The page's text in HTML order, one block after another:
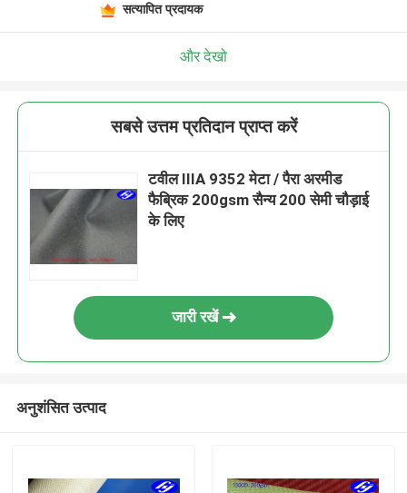
सत्यापित प्रदायक
और देखो
सबसे उत्तम प्रतिदान प्राप्त करें
टवील IIIA 9352 मेटा / पैरा अरमीड
फैब्रिक 200gsm सैन्य 200 सेमी चौड़ाई
के लिए
जारी रखें
अनुशंसित उत्पाद